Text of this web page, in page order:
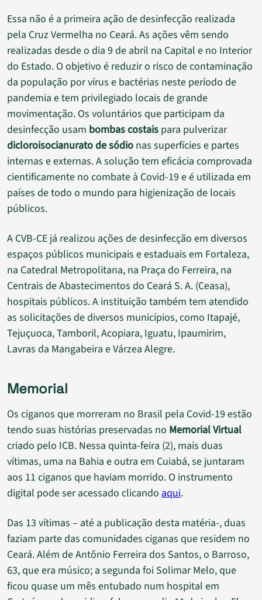
Essa não é a primeira ação de desinfecção realizada
pela Cruz Vermelha no Ceará. As ações vêm sendo
realizadas desde o dia 9 de abril na Capital e no Interior
do Estado. O objetivo é reduzir o risco de contaminação
da população por vírus e bactérias neste período de
pandemia e tem privilegiado locais de grande
movimentação. Os voluntários que participam da
desinfecção usam bombas costais para pulverizar
dicloroisocianurato de sódio nas superfícies e partes
internas e externas. A solução tem eficácia comprovada
cientificamente no combate à Covid-19 e é utilizada em
países de todo o mundo para higienização de locais
públicos.
A CVB-CE já realizou ações de desinfecção em diversos
espaços públicos municipais e estaduais em Fortaleza,
na Catedral Metropolitana, na Praça do Ferreira, na
Centrais de Abastecimentos do Ceará S. A. (Ceasa),
hospitais públicos. A instituição também tem atendido
as solicitações de diversos municípios, como Itapajé,
Tejuçuoca, Tamboril, Acopiara, Iguatu, Ipaumirim,
Lavras da Mangabeira e Várzea Alegre.
Memorial
Os ciganos que morreram no Brasil pela Covid-19 estão
tendo suas histórias preservadas no Memorial Virtual
criado pelo ICB. Nessa quinta-feira (2), mais duas
vítimas, uma na Bahia e outra em Cuiabá, se juntaram
aos 11 ciganos que haviam morrido. O instrumento
digital pode ser acessado clicando aqui.
Das 13 vítimas – até a publicação desta matéria-, duas
faziam parte das comunidades ciganas que residem no
Ceará. Além de Antônio Ferreira dos Santos, o Barroso,
63, que era músico; a segunda foi Solimar Melo, que
ficou quase um mês entubado num hospital em